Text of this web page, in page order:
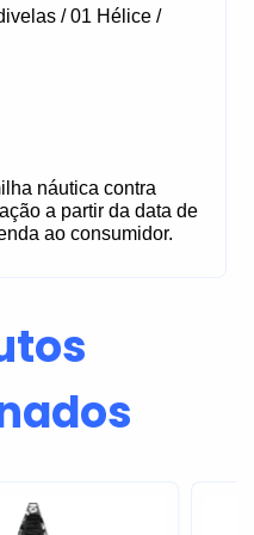
/ 01 Hélice /
náutica contra
a partir da data de
ao consumidor.